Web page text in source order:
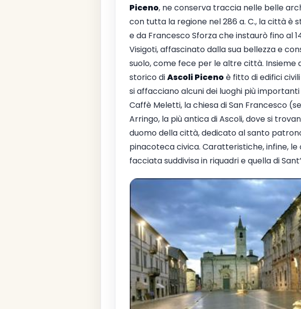
Piceno, ne conserva traccia nelle belle
con tutta la regione nel 286 a. C., la città è
e da Francesco Sforza che instaurò fino al
Visigoti, affascinato dalla sua bellezza e
suolo, come fece per le altre città. Insieme
storico diAscoli Picenoè fitto di edifici civili
si affacciano alcuni dei luoghi più
Caffè Meletti, la chiesa di San Francesco
Arringo, la più antica di Ascoli, dove si
duomo della città, dedicato al santo
pinacoteca civica. Caratteristiche, infine, le
facciata suddivisa in riquadri e quella di